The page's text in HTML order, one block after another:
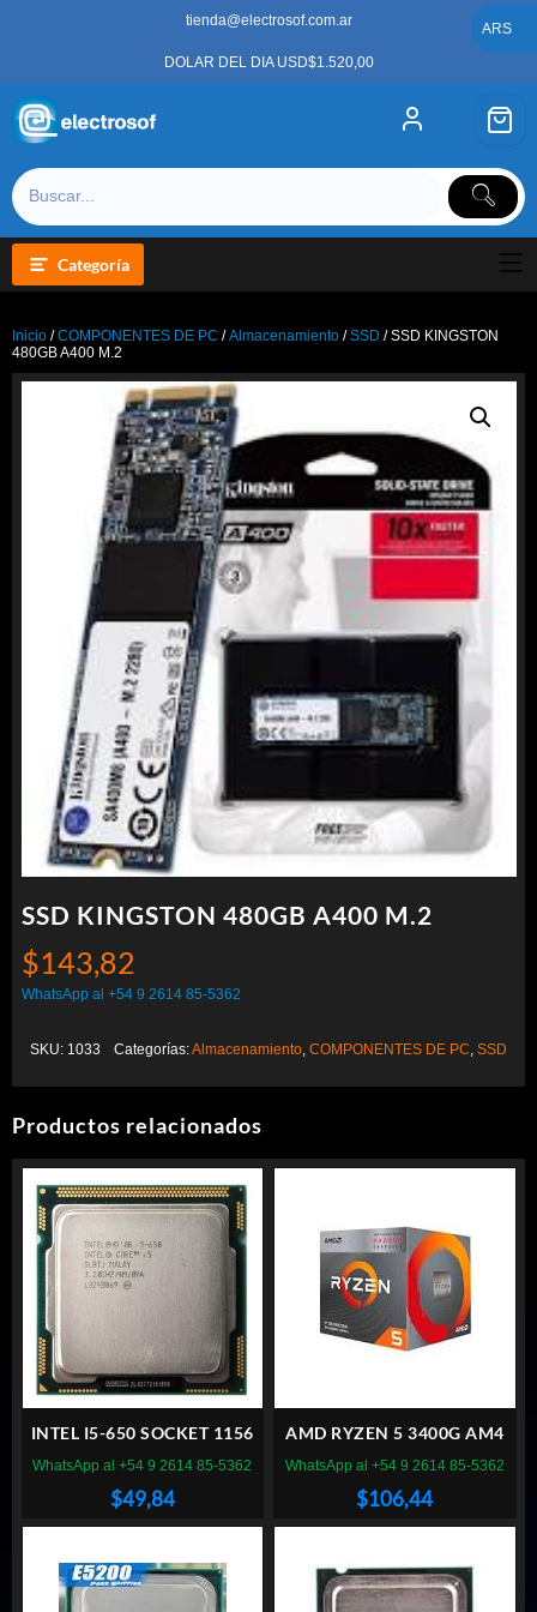
tienda@electrosof.com.ar
DOLAR DEL DIA USD$1.520,00
Categoría
Inicio /COMPONENTES DE PC /Almacenamiento /SSD / SSD KINGSTON
480GB A400 M.2
SSD KINGSTON 480GB A400 M.2
$143,82
WhatsApp al +54 9 2614 85-5362
SKU: 1033 Categorías:Almacenamiento COMPONENTES DE PC SSD
Productos relacionados
INTEL I5-650 SOCKET 1156
$49,84
WhatsApp al +54 9 2614 85-5362
AMD RYZEN 5 3400G AM4
$106,44
WhatsApp al +54 9 2614 85-5362
ARS